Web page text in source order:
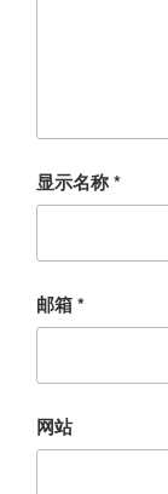
显示名称*
邮箱*
网站